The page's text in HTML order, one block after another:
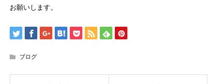
お願いします。
ブログ